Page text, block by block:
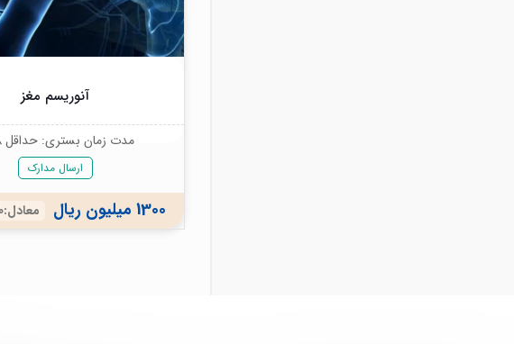
آنوریسم مغز
مدت زمان بستری: حداقل 8 روز
ارسال مدارک
1300 میلیون ریال معادل:4350 دلار